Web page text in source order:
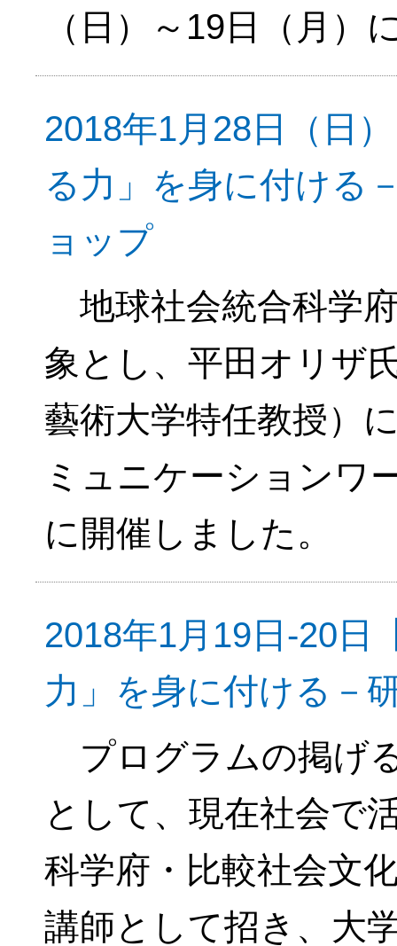
（日）～19日（月）
2018年1月28日（日
る力」を身に付ける
ョップ
地球社会統合科学
象とし、平田オリザ
藝術大学特任教授）
ミュニケーションワ
に開催しました。
2018年1月19日-20日
力」を身に付ける－
プログラムの掲げ
として、現在社会で
科学府・比較社会文
講師として招き、大